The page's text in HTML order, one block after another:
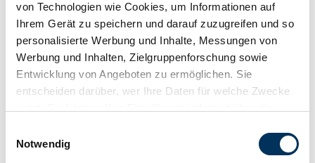
von Technologien wie Cookies, um Informationen auf
Ihrem Gerät zu speichern und darauf zuzugreifen und so
personalisierte Werbung und Inhalte, Messungen von
Werbung und Inhalten, Zielgruppenforschung sowie
Entwicklung von Angeboten zu ermöglichen. Sie
entscheiden darüber, wer Ihre Daten für welche Zwecke
Trigger Symbol ändern oder widerrufen
Notwendig
Moped
Mileage (read)
Not provided
Power (kW/hp)
1 / 1